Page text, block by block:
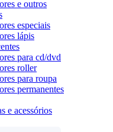
e outros
especiais
lápis
para cd/dvd
roller
para roupa
permanentes
e acessórios